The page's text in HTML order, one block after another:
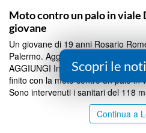
Moto contro un palo in viale
giovane
Un giovane di 19 anni Rosario
Palermo. Aggiungi BlogSicilia alle
AGGIUNGI In base alle prime
finito con la moto contro un palo in
Sono intervenuti i sanitari del 118
Continua a
Scopri le